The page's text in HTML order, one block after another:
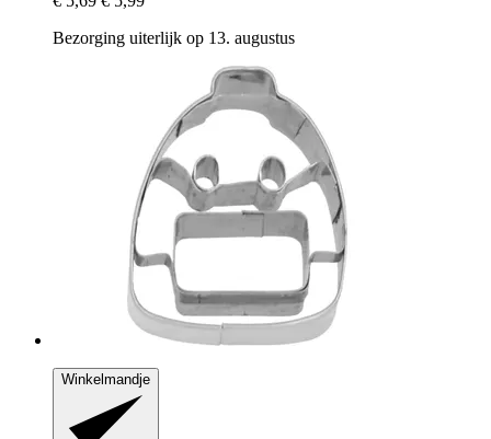
Bezorging uiterlijk op 13. augustus
Winkelmandje